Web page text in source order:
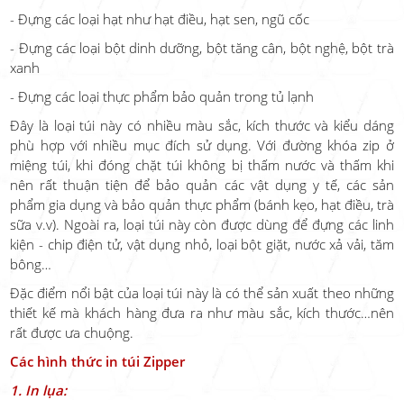
- Đựng các loại hạt như hạt điều, hạt sen, ngũ cốc
- Đựng các loại bột dinh dưỡng, bột tăng cân, bột nghệ, bột trà
xanh
- Đựng các loại thực phẩm bảo quản trong tủ lạnh
Đây là loại túi này có nhiều màu sắc, kích thước và kiểu dáng
phù hợp với nhiều mục đích sử dụng. Với đường khóa zip ở
miệng túi, khi đóng chặt túi không bị thấm nước và thấm khi
nên rất thuận tiện để bảo quản các vật dụng y tế, các sản
phẩm gia dụng và bảo quản thực phẩm (bánh kẹo, hạt điều, trà
sữa v.v). Ngoài ra, loại túi này còn được dùng để đựng các linh
kiện - chip điện tử, vật dụng nhỏ, loại bột giặt, nước xả vải, tăm
bông…
Đặc điểm nổi bật của loại túi này là có thể sản xuất theo những
thiết kế mà khách hàng đưa ra như màu sắc, kích thước…nên
rất được ưa chuộng.
Các hình thức in túi Zipper
1. In lụa: